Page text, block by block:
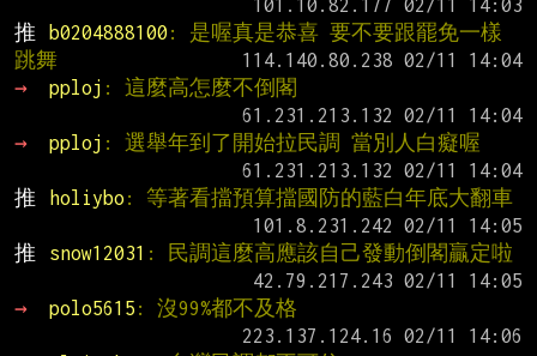
推
b0204888100 : 是喔真是恭喜 要不要跟罷免一樣
跳舞
→
pploj : 這麼高怎麼不倒閣
→
pploj : 選舉年到了開始拉民調 當別人白癡喔
推
holiybo : 等著看擋預算擋國防的藍白年底大翻車
推
snow12031 : 民調這麼高應該自己發動倒閣贏定啦
→
polo5615 : 沒99%都不及格